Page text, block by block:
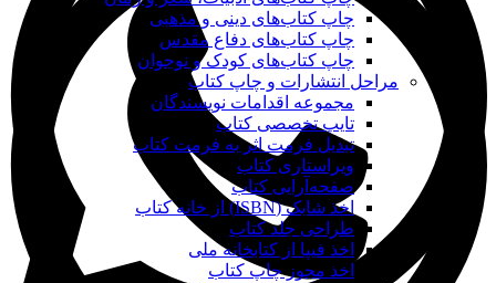
چاپ کتاب‌های دینی و مذهبی
چاپ کتاب‌های دفاع مقدس
چاپ کتاب‌های کودک و نوجوان
مراحل انتشارات و چاپ کتاب
مجموعه اقدامات نویسندگان
تایپ تخصصی کتاب
تبدیل فرمت اثر به فرمت کتاب
ویراستاری کتاب
صفحه‌آرایی کتاب
اخذ شابک (ISBN) از خانه کتاب
طراحی جلد کتاب
اخذ فیپا از کتابخانه ملی
اخذ مجوز چاپ کتاب